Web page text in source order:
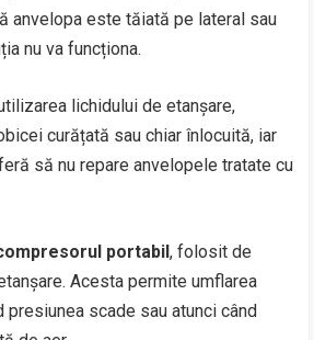
anvelopa este tăiată pe lateral sau
nu va funcționa.
lichidului de etanșare,
curățată sau chiar înlocuită, iar
să nu repare anvelopele tratate cu
portabil, folosit de
Acesta permite umflarea
presiunea scade sau atunci când